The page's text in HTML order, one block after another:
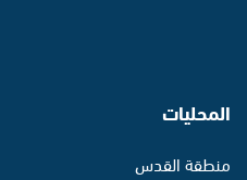
المحليات
منطقة القدس